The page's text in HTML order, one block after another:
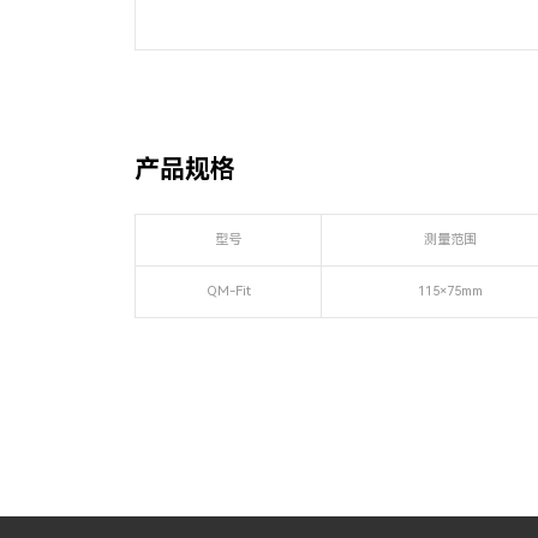
产品规格
型号 测量范围
QM-Fit 115×75mm